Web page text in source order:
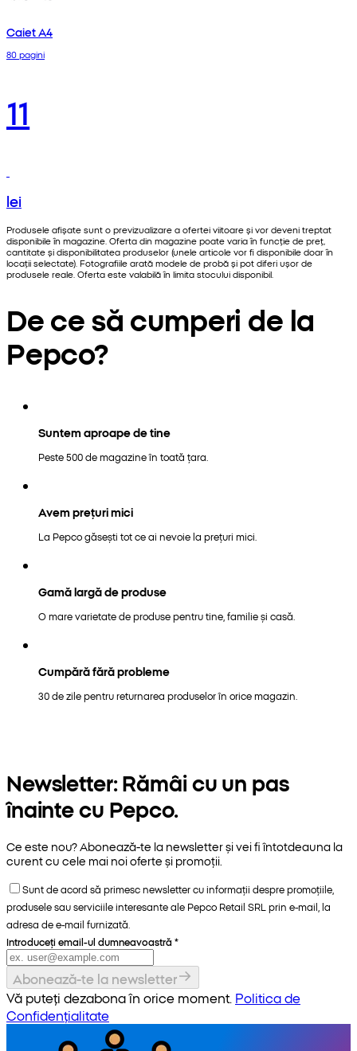
Caiet A4
80 pagini
11
lei
Produsele afișate sunt o previzualizare a ofertei viitoare și vor deveni treptat
disponibile în magazine. Oferta din magazine poate varia în funcție de preț,
cantitate și disponibilitatea produselor (unele articole vor fi disponibile doar în
locații selectate). Fotografiile arată modele de probă și pot diferi ușor de
produsele reale. Oferta este valabilă în limita stocului disponibil.
De ce să cumperi de la
Pepco?
Suntem aproape de tine
Peste 500 de magazine în toată țara.
Avem prețuri mici
La Pepco găsești tot ce ai nevoie la prețuri mici.
Gamă largă de produse
O mare varietate de produse pentru tine, familie și casă.
Cumpără fără probleme
30 de zile pentru returnarea produselor în orice magazin.
Newsletter: Rămâi cu un pas
înainte cu Pepco.
Ce este nou? Abonează-te la newsletter și vei fi întotdeauna la
curent cu cele mai noi oferte și promoții.
Sunt de acord să primesc newsletter cu informații despre promoțiile,
produsele sau serviciile interesante ale Pepco Retail SRL prin e-mail, la
adresa de e-mail furnizată.
Introduceți email-ul dumneavoastră *
Abonează-te la newsletter
Vă puteți dezabona în orice moment. Politica de
Confidențialitate